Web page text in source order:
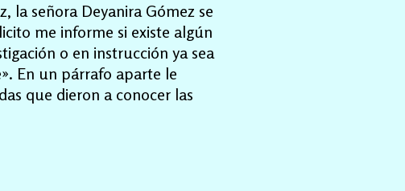
la señora Deyanira Gómez se
me informe si existe algún
o en instrucción ya sea
En un párrafo aparte le
que dieron a conocer las